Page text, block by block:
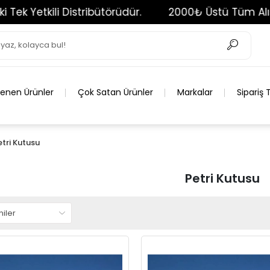
Distribütörüdür. 2000₺ Üstü Tüm
Ürünler Çok Satan Ürünler Markalar Sipariş
Kutusu
Petri Kutusu